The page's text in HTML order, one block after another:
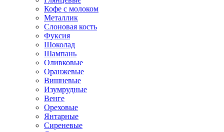
Кофе с молоком
Металлик
Слоновая кость
Фуксия
Шоколад
Шампань
Оливковые
Оранжевые
Вишневые
Изумрудные
Венге
Ореховые
Янтарные
Сиреневые